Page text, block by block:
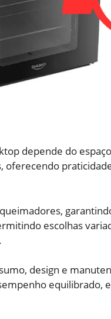
depende do
oferecendo
escolhas
design e
equilibrado,